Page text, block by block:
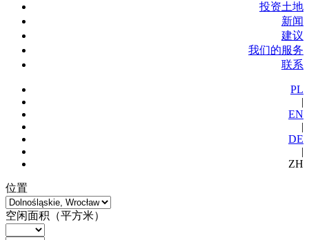
投资土地
新闻
建议
我们的服务
联系
PL
|
EN
|
DE
|
ZH
位置
空闲面积（平方米）